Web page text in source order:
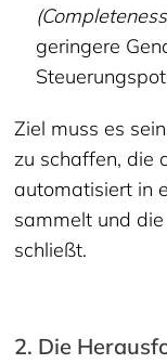
geringere
Ziel muss es
zu schaffen, die
automatisiert in
sammelt und
schließt.
2. Die